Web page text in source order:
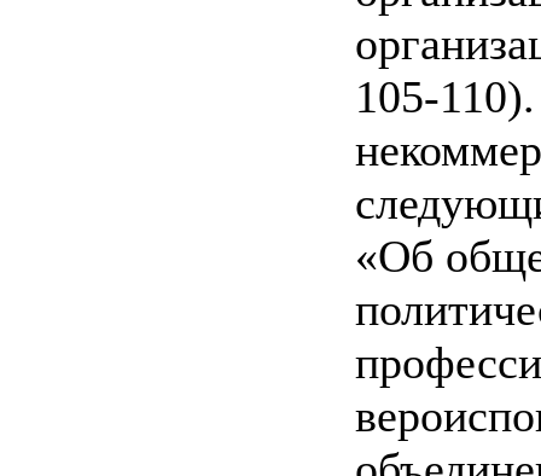
105-
«Об